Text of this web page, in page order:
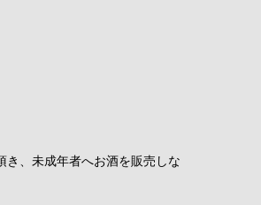
き、未成年者へお酒を販売しな